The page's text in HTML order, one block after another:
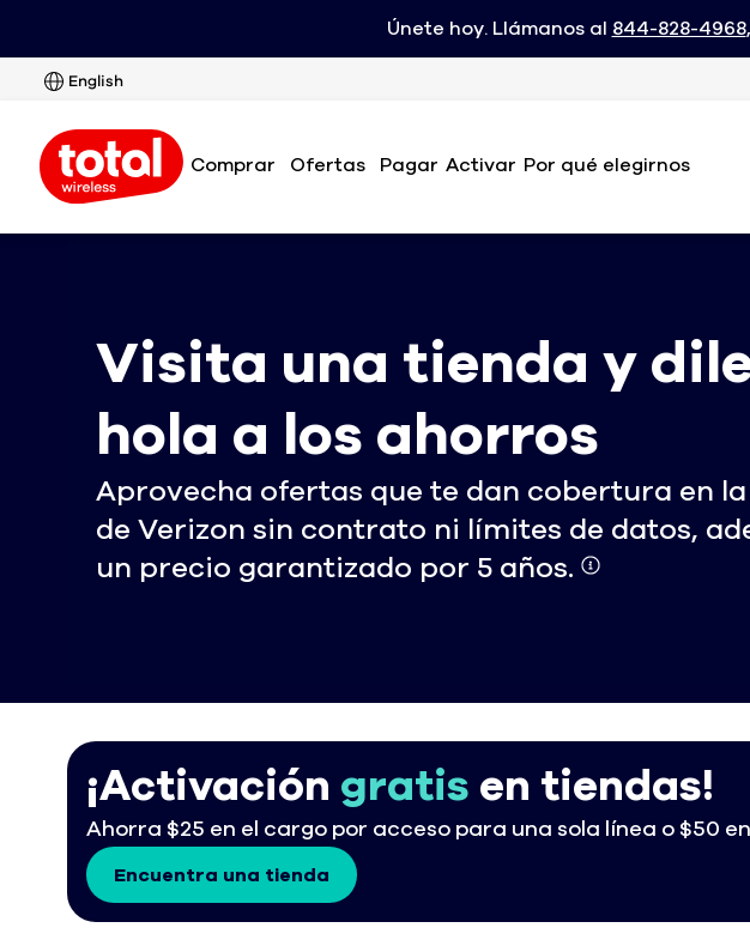
Únete hoy. Llámanos al 844-828-4968,
English
Comprar Ofertas Pagar Activar Por qué elegirnos
Visita una tienda y
hola a los ahorros
Aprovecha ofertas que te dan cobertura en la
de Verizon sin contrato ni límites de datos,
un precio garantizado por 5 años.
¡Activación gratis en tiendas!
Ahorra $25 en el cargo por acceso para una sola línea o $50
Encuentra una tienda